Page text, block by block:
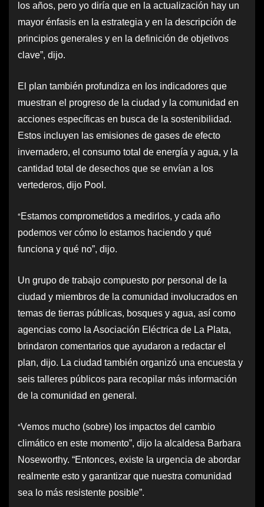
los años, pero yo diría que en la actualización hay un
mayor énfasis en la estrategia y en la descripción de
principios generales y en la definición de objetivos
clave”, dijo.
El plan también profundiza en los indicadores que
muestran el progreso de la ciudad y la comunidad en
acciones específicas en busca de la sostenibilidad.
Estos incluyen las emisiones de gases de efecto
invernadero, el consumo total de energía y agua, y la
cantidad total de desechos que se envían a los
vertederos, dijo Pool.
“Estamos comprometidos a medirlos, y cada año
podemos ver cómo lo estamos haciendo y qué
funciona y qué no”, dijo.
Un grupo de trabajo compuesto por personal de la
ciudad y miembros de la comunidad involucrados en
temas de tierras públicas, bosques y agua, así como
agencias como la Asociación Eléctrica de La Plata,
brindaron comentarios que ayudaron a redactar el
plan, dijo. La ciudad también organizó una encuesta y
seis talleres públicos para recopilar más información
de la comunidad en general.
“Vemos mucho (sobre) los impactos del cambio
climático en este momento”, dijo la alcaldesa Barbara
Noseworthy. “Entonces, existe la urgencia de abordar
realmente esto y garantizar que nuestra comunidad
sea lo más resistente posible”.